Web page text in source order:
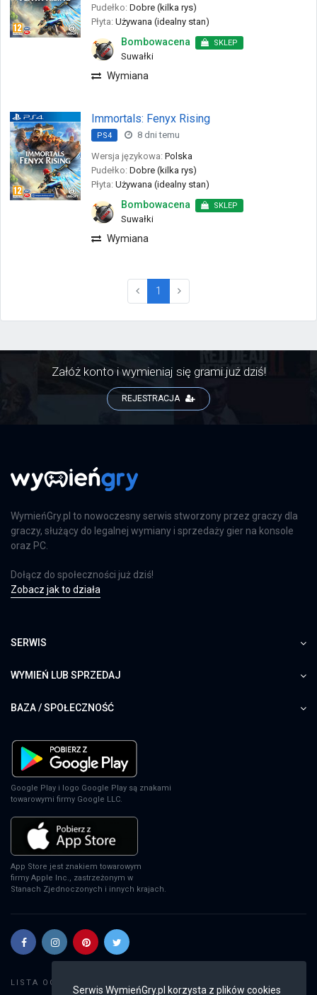
Serwis WymieńGry.pl korzysta z plików cookies
Pudełko: Dobre (kilka rys)
Płyta: Używana (idealny stan)
Bombowacena SKLEP
Suwałki
Wymiana
Immortals: Fenyx Rising
PS4
8 dni temu
Wersja językowa: Polska
Pudełko: Dobre (kilka rys)
Płyta: Używana (idealny stan)
Bombowacena SKLEP
Suwałki
Wymiana
1 (current)
Załóż konto i wymieniaj się grami już dziś!
REJESTRACJA
WymieńGry.pl to nowoczesny serwis stworzony przez graczy dla
graczy, służący do legalnej wymiany i sprzedaży gier na konsole
oraz PC.
Dołącz do społeczności już dziś!
Zobacz jak to działa
SERWIS
WYMIEŃ LUB SPRZEDAJ
BAZA / SPOŁECZNOŚĆ
Google Play i logo Google Play są znakami
towarowymi firmy Google LLC.
App Store jest znakiem towarowym
firmy Apple Inc., zastrzeżonym w
Stanach Zjednoczonych i innych krajach.
LISTA OGŁOSZEŃ: